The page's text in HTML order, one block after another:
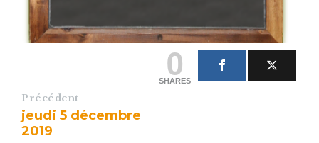
0
SHARES
Précédent
jeudi 5 décembre
2019